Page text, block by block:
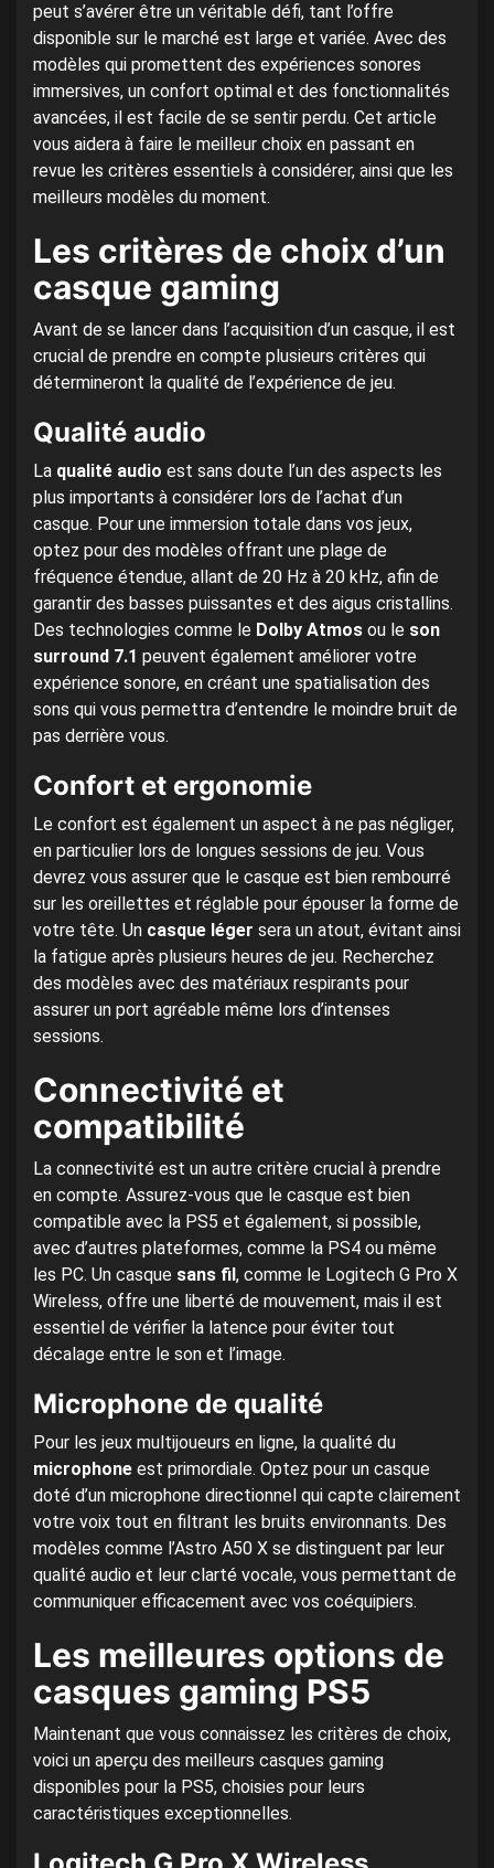
peut s’avérer être un véritable défi, tant l’offre
disponible sur le marché est large et variée. Avec des
modèles qui promettent des expériences sonores
immersives, un confort optimal et des fonctionnalités
avancées, il est facile de se sentir perdu. Cet article
vous aidera à faire le meilleur choix en passant en
revue les critères essentiels à considérer, ainsi que les
meilleurs modèles du moment.
Les critères de choix d’un
casque gaming
Avant de se lancer dans l’acquisition d’un casque, il est
crucial de prendre en compte plusieurs critères qui
détermineront la qualité de l’expérience de jeu.
Qualité audio
La qualité audio est sans doute l’un des aspects les
plus importants à considérer lors de l’achat d’un
casque. Pour une immersion totale dans vos jeux,
optez pour des modèles offrant une plage de
fréquence étendue, allant de 20 Hz à 20 kHz, afin de
garantir des basses puissantes et des aigus cristallins.
Des technologies comme le Dolby Atmos ou le son
surround 7.1 peuvent également améliorer votre
expérience sonore, en créant une spatialisation des
sons qui vous permettra d’entendre le moindre bruit de
pas derrière vous.
Confort et ergonomie
Le confort est également un aspect à ne pas négliger,
en particulier lors de longues sessions de jeu. Vous
devrez vous assurer que le casque est bien rembourré
sur les oreillettes et réglable pour épouser la forme de
votre tête. Un casque léger sera un atout, évitant ainsi
la fatigue après plusieurs heures de jeu. Recherchez
des modèles avec des matériaux respirants pour
assurer un port agréable même lors d’intenses
sessions.
Connectivité et
compatibilité
La connectivité est un autre critère crucial à prendre
en compte. Assurez-vous que le casque est bien
compatible avec la PS5 et également, si possible,
avec d’autres plateformes, comme la PS4 ou même
les PC. Un casque sans fil , comme le Logitech G Pro X
Wireless, offre une liberté de mouvement, mais il est
essentiel de vérifier la latence pour éviter tout
décalage entre le son et l’image.
Microphone de qualité
Pour les jeux multijoueurs en ligne, la qualité du
microphone est primordiale. Optez pour un casque
doté d’un microphone directionnel qui capte clairement
votre voix tout en filtrant les bruits environnants. Des
modèles comme l’Astro A50 X se distinguent par leur
qualité audio et leur clarté vocale, vous permettant de
communiquer efficacement avec vos coéquipiers.
Les meilleures options de
casques gaming PS5
Maintenant que vous connaissez les critères de choix,
voici un aperçu des meilleurs casques gaming
disponibles pour la PS5, choisies pour leurs
caractéristiques exceptionnelles.